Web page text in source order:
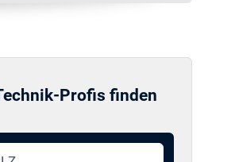
Profis finden